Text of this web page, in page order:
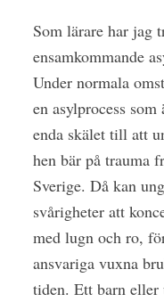
Som lärare har jag
ensamkommande
Under normala
en asylprocess
enda skälet till att
hen bär på trauma
Sverige. Då kan
svårigheter att
med lugn och ro,
ansvariga vuxna
tiden. Ett barn eller